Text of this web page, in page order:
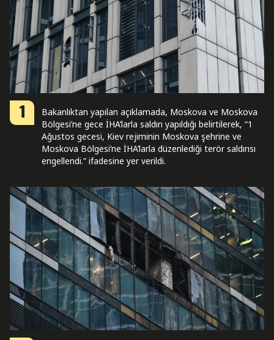
1
Bakanlıktan yapılan açıklamada, Moskova ve Moskova
Bölgesi’ne gece İHA’larla saldırı yapıldığı belirtilerek, “1
Ağustos gecesi, Kiev rejiminin Moskova şehrine ve
Moskova Bölgesi’ne İHA’larla düzenlediği terör saldırısı
engellendi.” ifadesine yer verildi.